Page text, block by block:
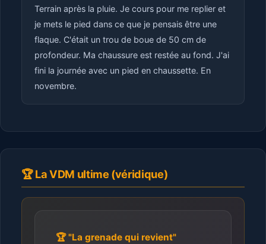
Terrain après la pluie. Je cours pour me replier et
je mets le pied dans ce que je pensais être une
flaque. C'était un trou de boue de 50 cm de
profondeur. Ma chaussure est restée au fond. J'ai
fini la journée avec un pied en chaussette. En
novembre.
🏆 La VDM ultime (véridique)
🏆 "La grenade qui revient"